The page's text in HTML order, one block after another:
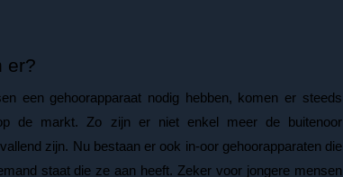
er?
een gehoorapparaat nodig hebben, komen er steeds
de markt. Zo zijn er niet enkel meer de buitenoor
zijn. Nu bestaan er ook in-oor gehoorapparaten die
staat die ze aan heeft. Zeker voor jongere mensen